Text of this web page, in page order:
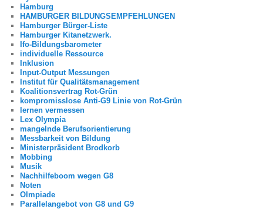
Hamburg
HAMBURGER BILDUNGSEMPFEHLUNGEN
Hamburger Bürger-Liste
Hamburger Kitanetzwerk.
Ifo-Bildungsbarometer
individuelle Ressource
Inklusion
Input-Output Messungen
Institut für Qualitätsmanagement
Koalitionsvertrag Rot-Grün
kompromisslose Anti-G9 Linie von Rot-Grün
lernen vermessen
Lex Olympia
mangelnde Berufsorientierung
Messbarkeit von Bildung
Ministerpräsident Brodkorb
Mobbing
Musik
Nachhilfeboom wegen G8
Noten
Olmpiade
Parallelangebot von G8 und G9